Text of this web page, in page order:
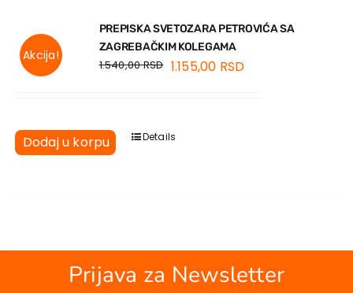
Akcija!
PREPISKA SVETOZARA PETROVIĆA SA
ZAGREBAČKIM KOLEGAMA
1.540,00RSD 1.155,00 RSD
Dodaj u korpu Details
Prijava za Newsletter